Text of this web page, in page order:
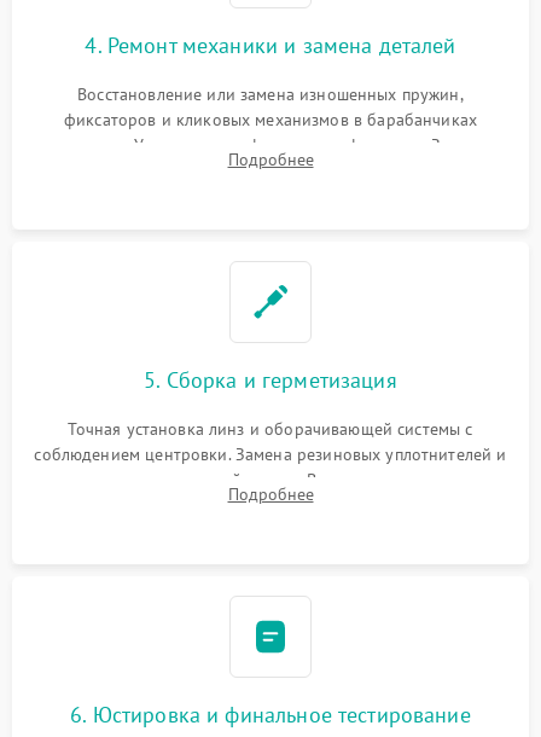
4. Ремонт механики и замена деталей
Восстановление или замена изношенных пружин,
фиксаторов и кликовых механизмов в барабанчиках
поправок. Устранение люфтов в трансфокаторе. Замена
поврежденных линз, разбитой сетки или восстановление
Подробнее
5. Сборка и герметизация
Точная установка линз и оборачивающей системы с
соблюдением центровки. Замена резиновых уплотнителей и
нанесение влагозащитной смазки. Вакуумирование корпуса
и заполнение его осушенным азотом или аргоном для
Подробнее
6. Юстировка и финальное тестирование